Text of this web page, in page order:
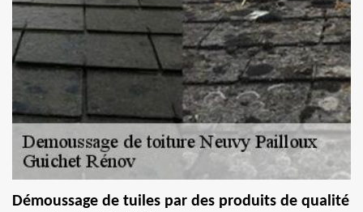
Démoussage de tuiles par des produits de qualité